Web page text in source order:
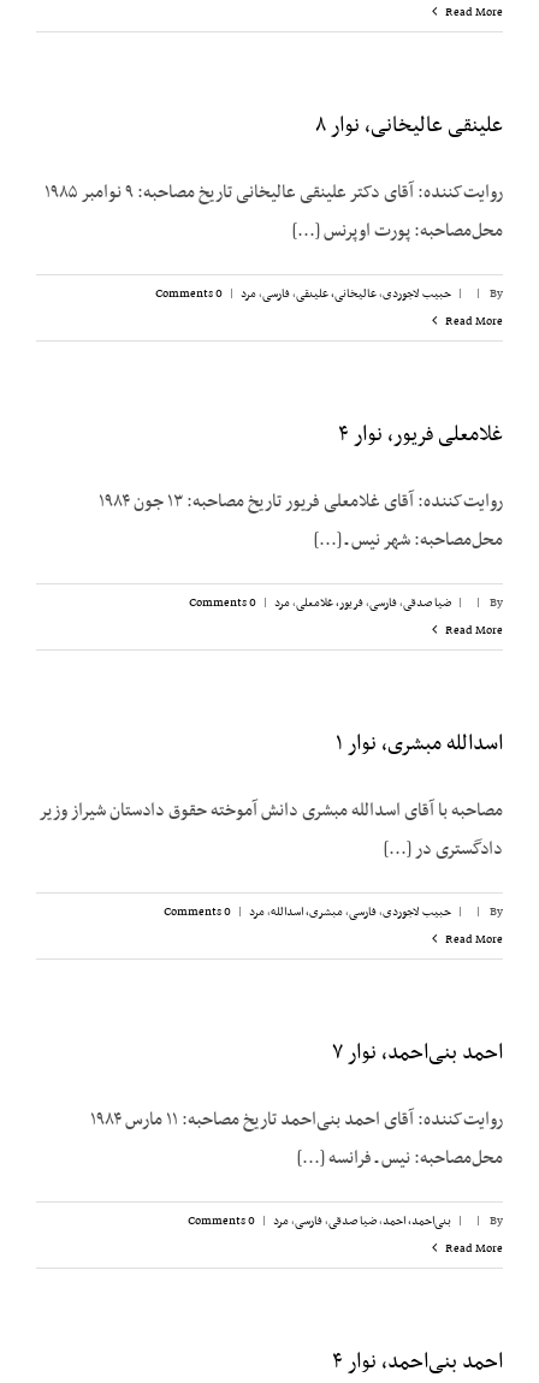
Read More
علینقی عالیخانی، نوار ۸
روایت‌کننده: آقای دکتر علینقی عالیخانی تاریخ مصاحبه: ۹ نوامبر ۱۹۸۵
محل‌مصاحبه: پورت اوپرنس [...]
By
|
| حبیب لاجوردی,عالیخانی، علینقی,فارسی,مرد |
0 Comments
Read More
غلامعلی فریور، نوار ۴
روایت‌کننده: آقای غلامعلی فریور تاریخ مصاحبه: ۱۳ جون ۱۹۸۴
محل‌مصاحبه: شهر نیس ـ [...]
By
|
| ضیا صدقی,فارسی,فریور، غلامعلی,مرد |
0 Comments
Read More
اسدالله مبشری، نوار ۱
مصاحبه با آقای اسدالله مبشری دانش آموخته حقوق دادستان شیراز وزیر
دادگستری در [...]
By
|
| حبیب لاجوردی,فارسی,مبشری، اسدالله,مرد |
0 Comments
Read More
احمد بنی‌احمد، نوار ۷
روایت‌کننده: آقای احمد بنی‌احمد تاریخ مصاحبه: ۱۱ مارس ۱۹۸۴
محل‌مصاحبه: نیس ـ فرانسه [...]
By
|
| بنی‌احمد، احمد,ضیا صدقی,فارسی,مرد |
0 Comments
Read More
احمد بنی‌احمد، نوار ۴